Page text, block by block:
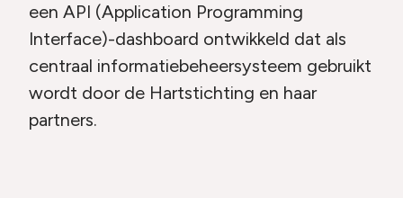
een API (Application Programming
Interface)-dashboard ontwikkeld dat als
centraal informatiebeheersysteem gebruikt
wordt door de Hartstichting en haar
partners.